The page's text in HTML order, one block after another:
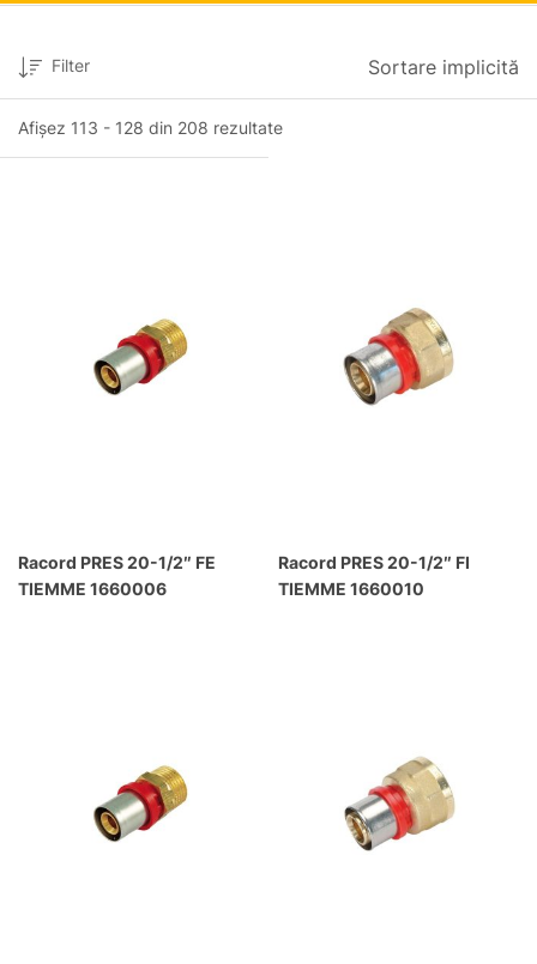
Afișez 113 - 128 din 208 rezultate
Filter Sortare implicită
Racord PRES 20-1/2″ FE
TIEMME 1660006
Racord PRES 20-1/2″ FI
TIEMME 1660010